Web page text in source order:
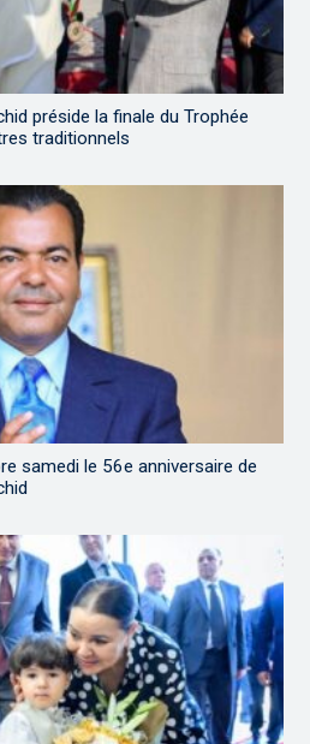
préside la finale du Trophée
traditionnels
samedi le 56e anniversaire de